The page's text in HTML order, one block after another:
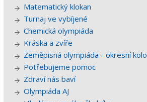
Matematický klokan
Turnaj ve vybíjené
Chemická olympiáda
Kráska a zvíře
Zeměpisná olympiáda - okresní kolo
Potřebujeme pomoc
Zdraví nás baví
Olympiáda AJ